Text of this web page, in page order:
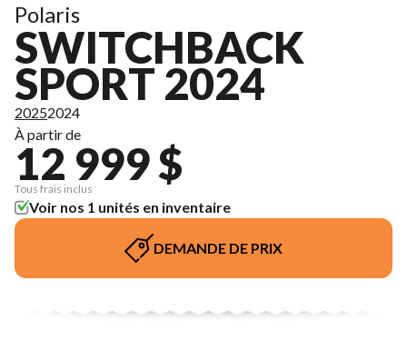
Polaris
SWITCHBACK
SPORT 2024
20252024
À partir de
12 999 $
Tous frais inclus
Voir nos 1 unités en inventaire
DEMANDE DE PRIX